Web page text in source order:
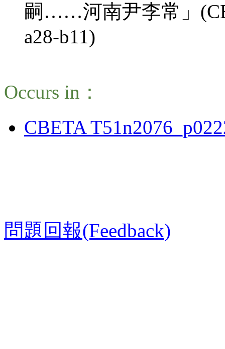
嗣……河南尹李常」
a28-b11)
Occurs in：
CBETA
問題回報(Feedback)